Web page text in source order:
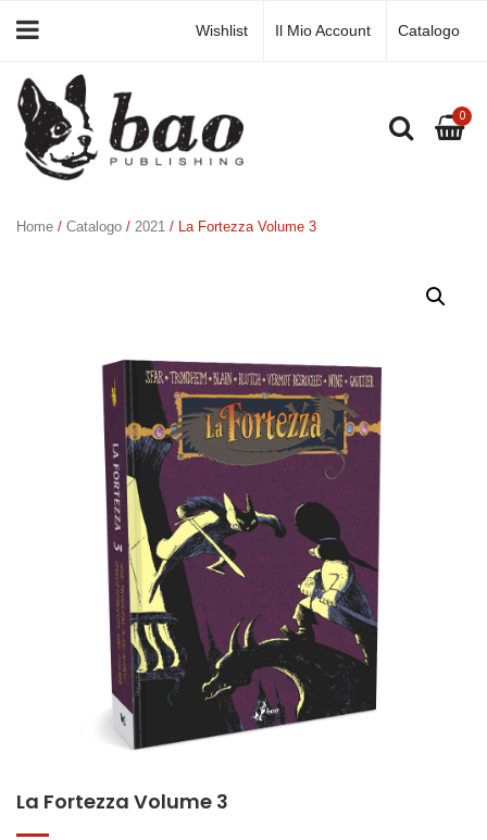
Wishlist Il Mio Account Catalogo
0
Home / Catalogo / 2021 / La Fortezza Volume 3
La Fortezza Volume 3